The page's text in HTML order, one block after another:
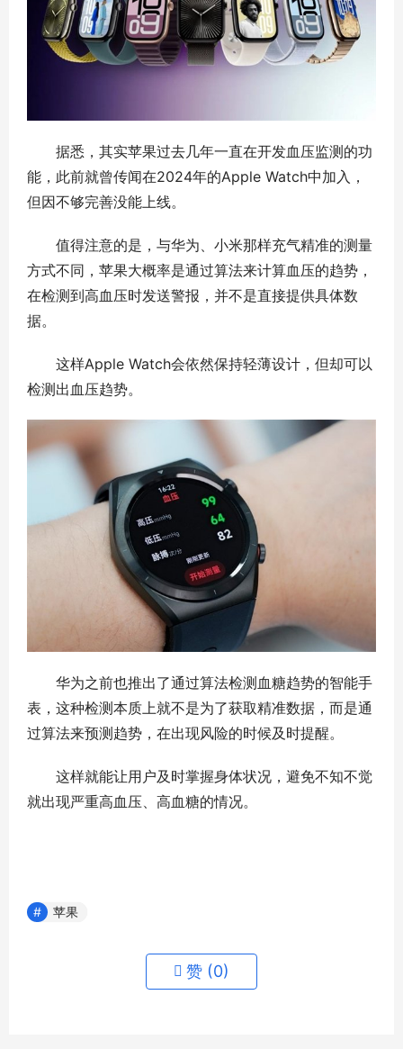
据悉，其实苹果过去几年一直在开发血压监测的功
能，此前就曾传闻在2024年的Apple Watch中加入，
但因不够完善没能上线。
值得注意的是，与华为、小米那样充气精准的测量
方式不同，苹果大概率是通过算法来计算血压的趋势，
在检测到高血压时发送警报，并不是直接提供具体数
据。
这样Apple Watch会依然保持轻薄设计，但却可以
检测出血压趋势。
华为之前也推出了通过算法检测血糖趋势的智能手
表，这种检测本质上就不是为了获取精准数据，而是通
过算法来预测趋势，在出现风险的时候及时提醒。
这样就能让用户及时掌握身体状况，避免不知不觉
就出现严重高血压、高血糖的情况。
苹果
赞 (0)